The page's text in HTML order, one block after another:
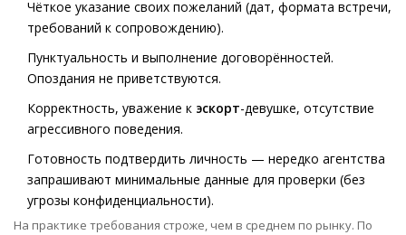
Чёткое указание своих пожеланий (дат, формата встречи,
требований к сопровождению).
Пунктуальность и выполнение договорённостей.
Опоздания не приветствуются.
Корректность, уважение к эскорт-девушке, отсутствие
агрессивного поведения.
Готовность подтвердить личность — нередко агентства
запрашивают минимальные данные для проверки (без
угрозы конфиденциальности).
На практике требования строже, чем в среднем по рынку. По